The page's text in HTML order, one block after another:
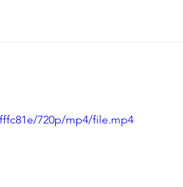
720p/mp4/file.mp4